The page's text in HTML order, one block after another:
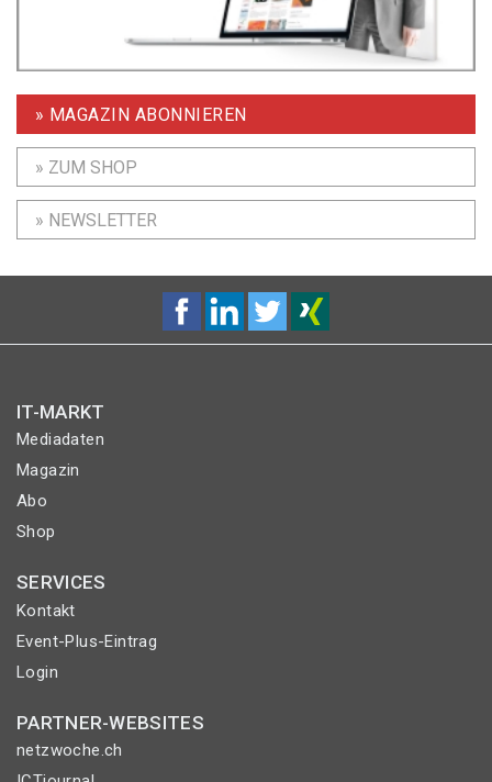
» MAGAZIN ABONNIEREN
» ZUM SHOP
» NEWSLETTER
IT-MARKT
Mediadaten
Magazin
Abo
Shop
SERVICES
Kontakt
Event-Plus-Eintrag
Login
PARTNER-WEBSITES
netzwoche.ch